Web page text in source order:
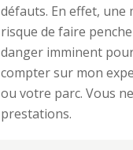
défauts. En effet, une
risque de faire
danger imminent
compter sur mon
ou votre parc. Vous
prestations.